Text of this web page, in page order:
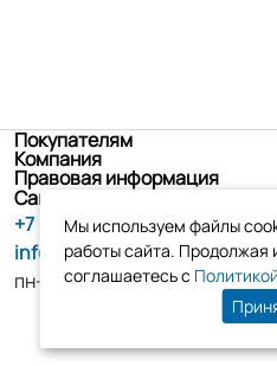
Покупателям
Компания
Правовая информация
Санкт-Петербург, ул.
+7 (800) 555-86-90
info@tk-elko.ru
пн-пт, 10:00 - 18:00
Мы используем файлы
работы сайта. Продолжая
соглашаетесь с